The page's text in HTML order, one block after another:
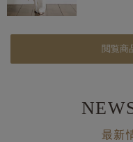
閲覧商
最新